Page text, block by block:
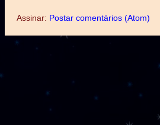
Assinar: Postar comentários (Atom)